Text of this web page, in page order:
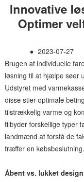
Innovative
Optimer
● 2023-07-27
Brugen af ​​individuelle
løsning til at hjælpe søer
Udstyret med
disse stier optimale
tilstrækkelig varme og
tilbyder forskellige typer
landmænd at forstå de
træffer en købsbeslutning.
Åbent vs. lukket